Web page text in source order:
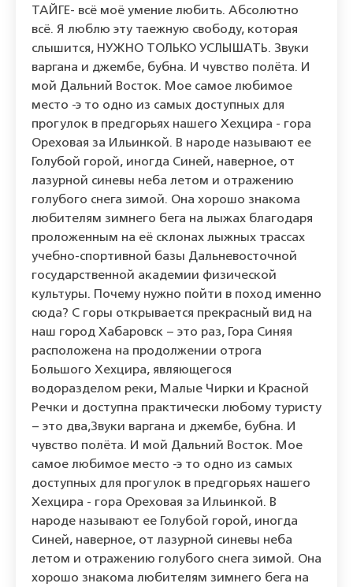
ТАЙГЕ- всё моё умение любить. Абсолютно
всё. Я люблю эту таежную свободу, которая
слышится, НУЖНО ТОЛЬКО УСЛЫШАТЬ. Звуки
варгана и джембе, бубна. И чувство полёта. И
мой Дальний Восток. Мое самое любимое
место -э то одно из самых доступных для
прогулок в предгорьях нашего Хехцира - гора
Ореховая за Ильинкой. В народе называют ее
Голубой горой, иногда Синей, наверное, от
лазурной синевы неба летом и отражению
голубого снега зимой. Она хорошо знакома
любителям зимнего бега на лыжах благодаря
проложенным на её склонах лыжных трассах
учебно-спортивной базы Дальневосточной
государственной академии физической
культуры. Почему нужно пойти в поход именно
сюда? С горы открывается прекрасный вид на
наш город Хабаровск – это раз, Гора Синяя
расположена на продолжении отрога
Большого Хехцира, являющегося
водоразделом реки, Малые Чирки и Красной
Речки и доступна практически любому туристу
– это два,Звуки варгана и джембе, бубна. И
чувство полёта. И мой Дальний Восток. Мое
самое любимое место -э то одно из самых
доступных для прогулок в предгорьях нашего
Хехцира - гора Ореховая за Ильинкой. В
народе называют ее Голубой горой, иногда
Синей, наверное, от лазурной синевы неба
летом и отражению голубого снега зимой. Она
хорошо знакома любителям зимнего бега на